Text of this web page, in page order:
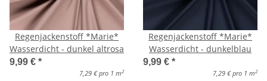
Regenjackenstoff *Marie*
Wasserdicht - dunkel altrosa
9,99 € *
7,29 € pro 1 m 2
Regenjackenstoff *Marie*
Wasserdicht - dunkelblau
9,99 € *
7,29 € pro 1 m 2